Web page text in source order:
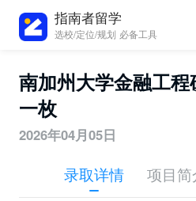
指南者留学
选校/定位/规划 必备工具
南加州大学金融工
一枚
2026年04月05日
录取详情 项目简